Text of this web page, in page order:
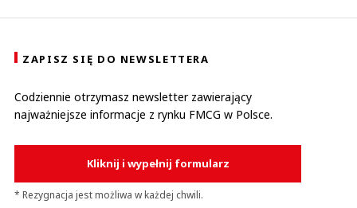
ZAPISZ SIĘ DO NEWSLETTERA
Codziennie otrzymasz newsletter zawierający
najważniejsze informacje z rynku FMCG w Polsce.
Kliknij i wypełnij formularz
* Rezygnacja jest możliwa w każdej chwili.